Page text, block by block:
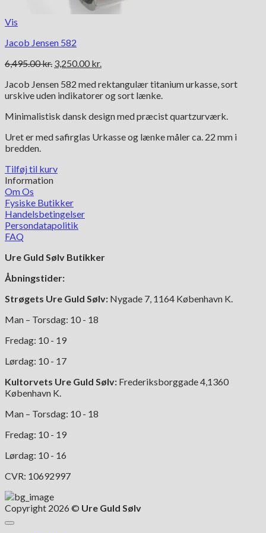
Vis
Jacob Jensen 582
6,495.00kr. Den
pris
var:
3,250.00 kr.
pris
er:
Jacob Jensen 582 med rektangulær titanium urkasse, sort
urskive uden indikatorer og sort lænke.
Minimalistisk dansk design med præcist quartzurværk.
Uret er med safirglas Urkasse og lænke måler ca. 22 mm i
bredden.
Tilføj til kurv
Information
Om Os
Fysiske Butikker
Handelsbetingelser
Persondatapolitik
FAQ
Ure Guld Sølv Butikker
Åbningstider:
Strøgets Ure Guld Sølv: Nygade 7, 1164 København K.
Man – Torsdag: 10 - 18
Fredag: 10 - 19
Lørdag: 10 - 17
Kultorvets Ure Guld Sølv: Frederiksborggade 4,1360
København K.
Man – Torsdag: 10 - 18
Fredag: 10 - 19
Lørdag: 10 - 16
CVR: 10692997
Copyright 2026 © Ure Guld Sølv